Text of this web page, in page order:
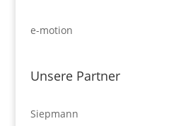
e-motion
Unsere Partner
Siepmann